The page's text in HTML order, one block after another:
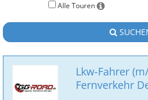
Alle Touren
Lkw-Fahrer
Fernverkehr